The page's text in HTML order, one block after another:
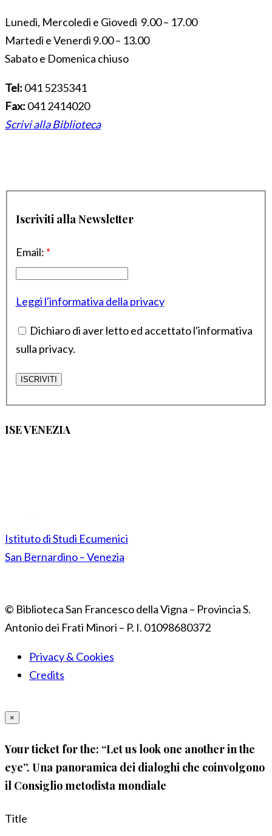
Lunedì, Mercoledì e Giovedì 9.00 – 17.00
Martedì e Venerdì 9.00 – 13.00
Sabato e Domenica chiuso
Tel: 041 5235341
Fax: 041 2414020
Scrivi alla Biblioteca
Iscriviti alla Newsletter
Email: *
Leggi l'informativa della privacy
Dichiaro di aver letto ed accettato l'informativa
sulla privacy.
ISE VENEZIA
Istituto di Studi Ecumenici
San Bernardino – Venezia
© Biblioteca San Francesco della Vigna – Provincia S.
Antonio dei Frati Minori – P. I. 01098680372
Privacy & Cookies
Credits
×
Your ticket for the: “Let us look one another in the
eye”. Una panoramica dei dialoghi che coinvolgono
il Consiglio metodista mondiale
Title